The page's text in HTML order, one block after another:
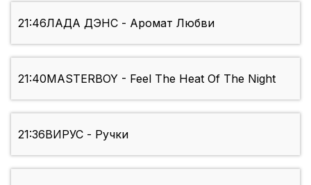
21:46ЛАДА ДЭНС - Аромат Любви
21:40MASTERBOY - Feel The Heat Of The Night
21:36ВИРУС - Ручки